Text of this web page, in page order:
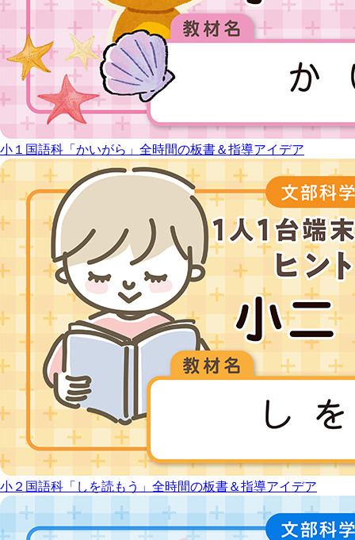
小１国語科「かいがら」全時間の板書＆指導アイデア
小２国語科「しを読もう」全時間の板書＆指導アイデア